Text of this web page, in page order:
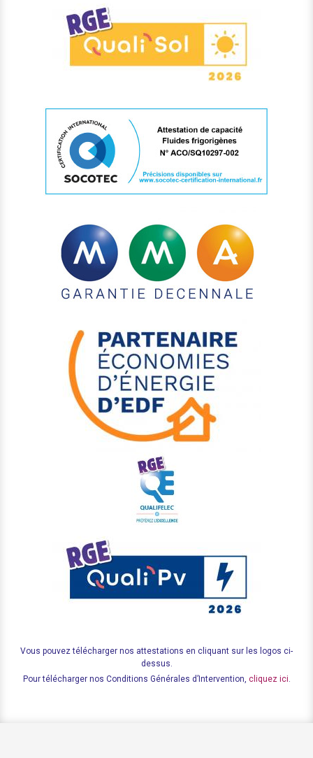
Vous pouvez télécharger nos attestations en cliquant sur les logos ci-
dessus.
Pour télécharger nos Conditions Générales d’Intervention, cliquez ici.